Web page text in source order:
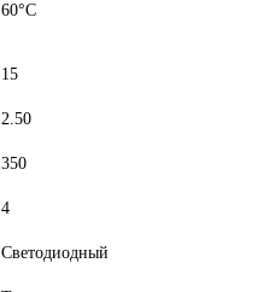
60°C
15
2.50
350
4
Светодиодный